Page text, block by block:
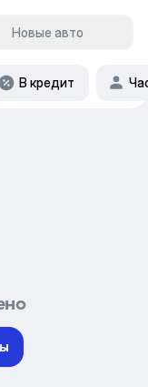
Новые авто
В кредит